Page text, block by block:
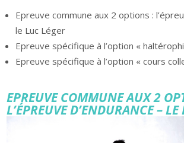
Epreuve commune aux 2 options :
le Luc Léger
Epreuve spécifique à l’option «
Epreuve spécifique à l’option « cours
EPREUVE COMMUNE AUX 2
L’ÉPREUVE D’ENDURANCE – LE